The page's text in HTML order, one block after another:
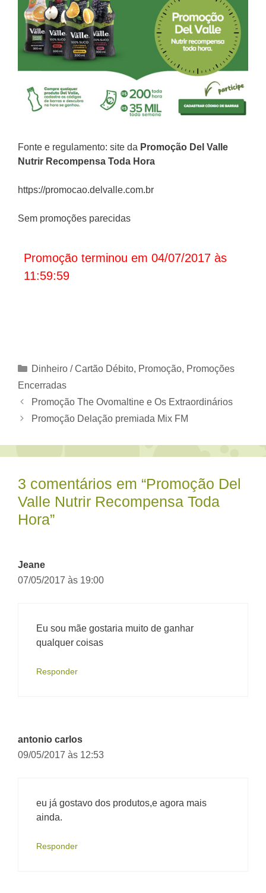
Fonte e regulamento: site da Promoção Del Valle
Nutrir Recompensa Toda Hora
https://promocao.delvalle.com.br
Sem promoções parecidas
Promoção terminou em 04/07/2017 às
11:59:59
Categorias
Dinheiro / Cartão Débito, Promoção, Promoções
Encerradas
Promoção The Ovomaltine e Os Extraordinários
Promoção Delação premiada Mix FM
3 comentários em “Promoção Del
Valle Nutrir Recompensa Toda
Hora”
Jeane
07/05/2017 às 19:00
Eu sou mãe gostaria muito de ganhar
qualquer coisas
Responder
antonio carlos
09/05/2017 às 12:53
eu já gostavo dos produtos,e agora mais
ainda.
Responder